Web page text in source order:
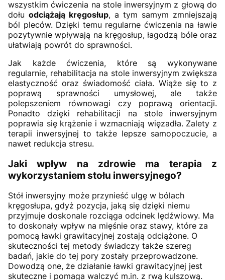
wszystkim ćwiczenia na stole inwersyjnym z głową do
dołu odciążają kręgosłup, a tym samym zmniejszają
ból pleców. Dzięki temu regularne ćwiczenia na ławie
pozytywnie wpływają na kręgosłup, łagodzą bóle oraz
ułatwiają powrót do sprawności.
Jak każde ćwiczenia, które są wykonywane
regularnie, rehabilitacja na stole inwersyjnym zwiększa
elastyczność oraz świadomość ciała. Wiąże się to z
poprawą sprawności umysłowej, ale także
polepszeniem równowagi czy poprawą orientacji.
Ponadto dzięki rehabilitacji na stole inwersyjnym
poprawia się krążenie i wzmacniają więzadła. Zalety z
terapii inwersyjnej to także lepsze samopoczucie, a
nawet redukcja stresu.
Jaki wpływ na zdrowie ma terapia z
wykorzystaniem stołu inwersyjnego?
Stół inwersyjny może przynieść ulgę w bólach
kręgosłupa, gdyż pozycja, jaką się dzięki niemu
przyjmuje doskonale rozciąga odcinek lędźwiowy. Ma
to doskonały wpływ na mięśnie oraz stawy, które za
pomocą ławki grawitacyjnej zostają odciążone. O
skuteczności tej metody świadczy także szereg
badań, jakie do tej pory zostały przeprowadzone.
Dowodzą one, że działanie ławki grawitacyjnej jest
skuteczne i pomaga walczyć m.in. z rwą kulszową.